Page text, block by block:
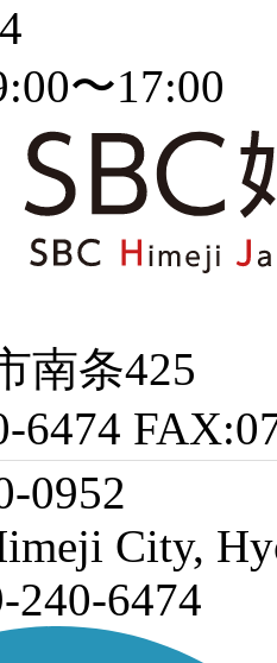
〜17:00
南条425
6474
0952
City,
240-6474